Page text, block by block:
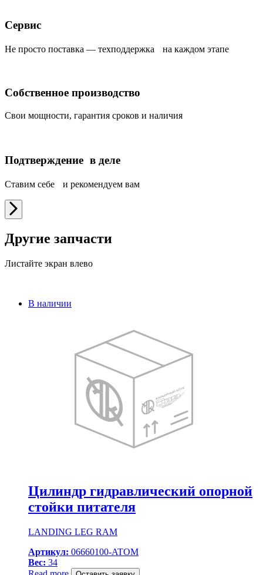
Сервис
Не просто поставка — техподдержка на каждом этапе
Собственное производство
Свои мощности, гарантия сроков и наличия
Подтверждение в деле
Ставим себе и рекомендуем вам
Другие запчасти
Листайте экран влево
В наличии
Цилиндр гидравлический опорной
стойки питателя
LANDING LEG RAM
Артикул: 06660100-ATOM
Вес: 34